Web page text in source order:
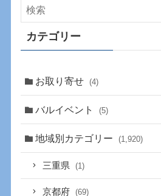
カテゴリー
お取り寄せ (4)
バルイベント (5)
地域別カテゴリー (1,920)
三重県 (1)
京都府 (69)